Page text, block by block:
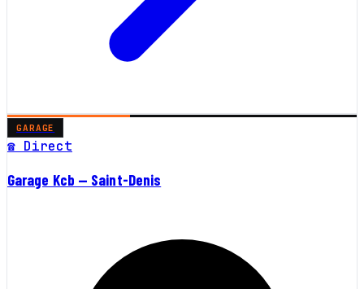
GARAGE
☎ Direct
Garage Kcb — Saint-Denis